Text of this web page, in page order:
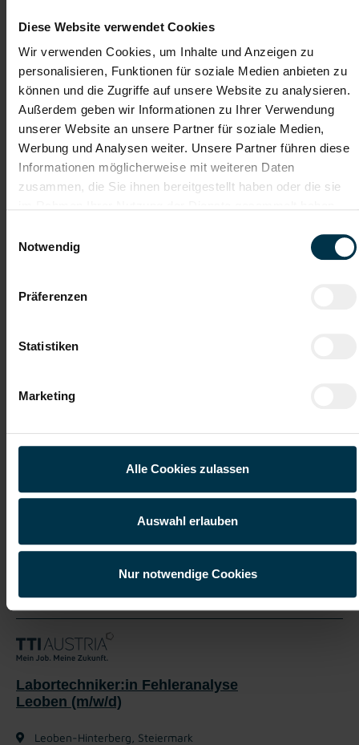
Diese Website verwendet Cookies
Wir verwenden Cookies, um Inhalte und Anzeigen zu
personalisieren, Funktionen für soziale Medien anbieten zu
können und die Zugriffe auf unsere Website zu analysieren.
Außerdem geben wir Informationen zu Ihrer Verwendung
unserer Website an unsere Partner für soziale Medien,
Werbung und Analysen weiter. Unsere Partner führen diese
Informationen möglicherweise mit weiteren Daten
zusammen, die Sie ihnen bereitgestellt haben oder die sie
Notwendig
Präferenzen
Statistiken
Marketing
Alle Cookies zulassen
Auswahl erlauben
Nur notwendige Cookies
Beschilderungen
fachgerechtes Grundieren, Spachteln und
Oberflächenvorbereiten
Durchführung von Konservierungsarbeiten nach Norm
Qualitätskontrolle nach technischen Vorgaben
Unterstützung in Montage und Versandmontage
beschichteter Bauteile
Gute Erreichbarkeit Weiterbildung
*Bewirb dich jetzt und werde Teil unseres Teams – wir
freuen uns darauf, dich kennenzulernen.
Jetzt bewerben
Details zu diesem Job anzeigen
Labortechniker:in Fehleranalyse
Leoben (m/w/d)
Leoben-Hinterberg, Steiermark